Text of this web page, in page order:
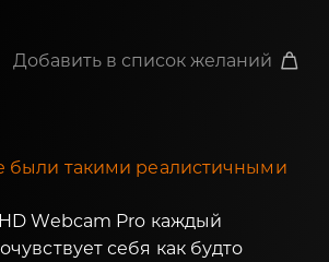
Добавить в список желаний
были такими реалистичными
Webcam Pro каждый
себя как будто